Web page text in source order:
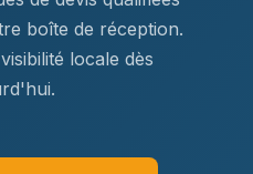
boîte de réception.
locale dès